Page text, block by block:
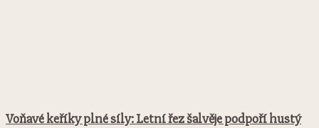
Voňavé keříky plné síly: Letní řez šalvěje podpoří hustý